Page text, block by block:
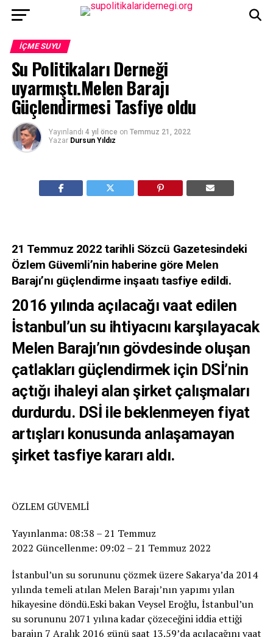
İÇME SUYU
Su Politikaları Derneği
uyarmıştı.Melen Barajı
Güçlendirmesi Tasfiye oldu
Yayınlandı 4 yıl önce on Temmuz 21, 2022
Yazar Dursun Yıldız
21 Temmuz 2022 tarihli Sözcü Gazetesindeki
Özlem Güvemli’nin haberine göre Melen
Barajı’nı güçlendirme inşaatı tasfiye edildi.
2016 yılında açılacağı vaat edilen
İstanbul’un su ihtiyacını karşılayacak
Melen Barajı’nın gövdesinde oluşan
çatlakları güçlendirmek için DSİ’nin
açtığı ihaleyi alan şirket çalışmaları
durdurdu. DSİ ile beklenmeyen fiyat
artışları konusunda anlaşamayan
şirket tasfiye kararı aldı.
ÖZLEM GÜVEMLİ
Yayınlanma: 08:38 – 21 Temmuz
2022 Güncellenme: 09:02 – 21 Temmuz 2022
İstanbul’un su sorununu çözmek üzere Sakarya’da 2014
yılında temeli atılan Melen Barajı’nın yapımı yılan
hikayesine döndü.Eski bakan Veysel Eroğlu, İstanbul’un
su sorununu 2071 yılına kadar çözeceğini iddia ettiği
barajın 7 Aralık 2016 günü saat 13.59’da açılacağını vaat